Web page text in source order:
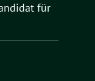
für